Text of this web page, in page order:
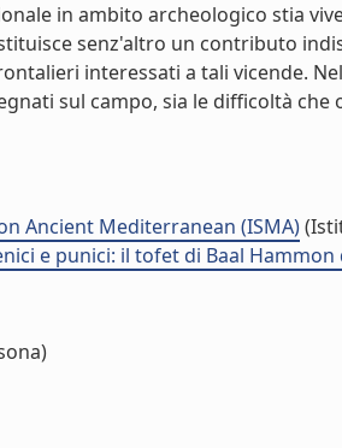
in ambito archeologico stia
senz'altro un contributo
interessati a tali vicende.
sul campo, sia le difficoltà
Ancient Mediterranean (ISMA)
e punici: il tofet di Baal Hammon